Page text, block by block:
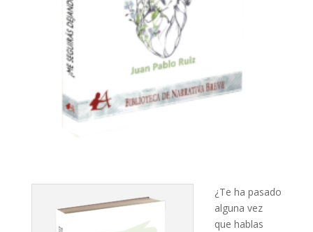
¿Te ha pasado
alguna vez
que hablas